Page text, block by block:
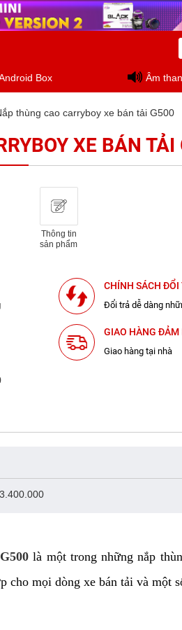
Box Âm
thùng cao carryboy xe bán tải G500
XE BÁN TẢI
Thông tin
sản phẩm
CHÍNH SÁCH ĐỔI
Đổi trả dễ dàng
GIAO HÀNG ĐẢM
Giao hàng tại nhà
là một trong những nắp
cho mọi dòng xe bán tải và một